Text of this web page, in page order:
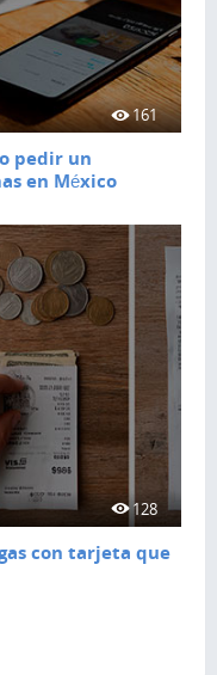
161
pedir un
en México
128
con tarjeta que